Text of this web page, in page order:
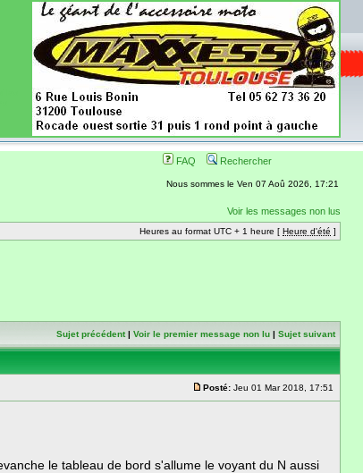
FAQ Rechercher
Nous sommes le Ven 07 Aoû 2026, 17:21
Voir les messages non lus
Heures au format UTC + 1 heure [ Heure d'été ]
Sujet précédent| Voir le premier message non lu | Sujet suivant
Posté: Jeu 01 Mar 2018, 17:51
le tableau de bord s'allume le voyant du N aussi